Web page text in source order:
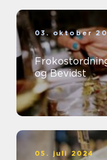
03. oktober
og Bevidst
05. juli 2024